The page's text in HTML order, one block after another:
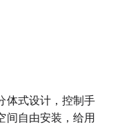
体式设计，控制手
间自由安装，给用